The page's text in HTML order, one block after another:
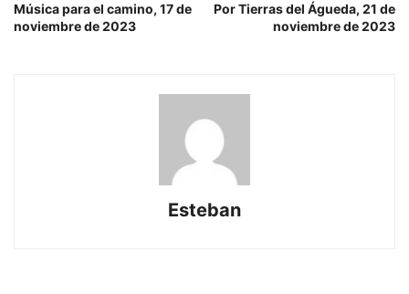
Música para el camino, 17 de
noviembre de 2023
Por Tierras del Águeda, 21 de
noviembre de 2023
Esteban